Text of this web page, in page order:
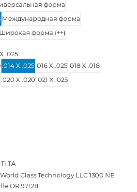
форма
Международная форма
Широкая форма (++)
.025
.014 X .025 .016 X .025 .018 X .018
.020 X .020 .021 X .025
TA
World Class Technology LLC 1300 NE
97128